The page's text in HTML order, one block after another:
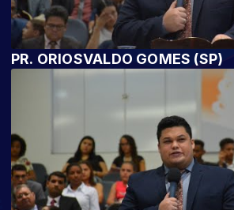
PR. ORIOSVALDO GOMES (SP)